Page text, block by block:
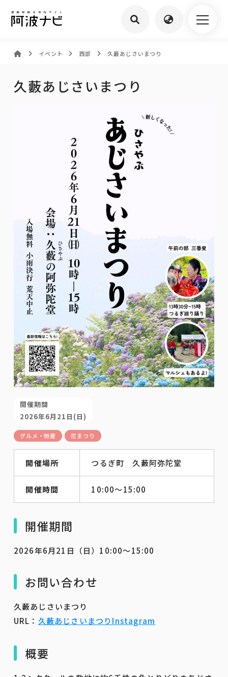
イベント 西部 久藪あじさいまつり
久藪あじさいまつり
開催期間
2026年6月21日(日)
グルメ・物産 花まつり
開催場所 つるぎ町 久藪阿弥陀堂
開催時間 10:00～15:00
開催期間
2026年6月21日（日）10:00～15:00
お問い合わせ
久藪あじさいまつり
URL： 久藪あじさいまつりInstagram
概要